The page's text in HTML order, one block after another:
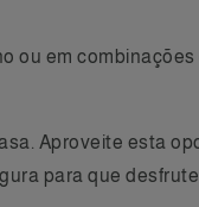
em
Aproveite esta
para que